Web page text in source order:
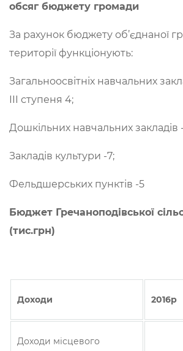
обсяг бюджету громади
За рахунок бюджету об’єднаної
території функціонують:
Загальноосвітніх навчальних
III ступеня 4;
Дошкільних навчальних закладів
Закладів культури -7;
Фельдшерських пунктів -5
Бюджет Гречаноподівської
(тис.грн)
Доходи 2016р
Доходи місцевого